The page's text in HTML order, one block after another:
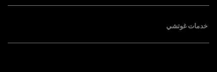
خدمات غوتشي